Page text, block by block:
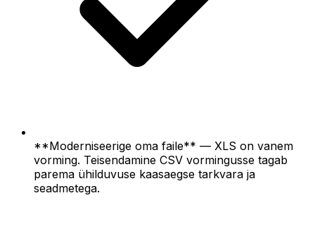
**Moderniseerige oma faile** — XLS on vanem
vorming. Teisendamine CSV vormingusse tagab
parema ühilduvuse kaasaegse tarkvara ja
seadmetega.